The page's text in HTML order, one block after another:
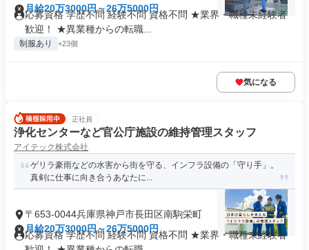
月給20万3000円～26万5000円
応募資格 学歴不問 経験不問 資格不問 ★業界・職種未経験者
歓迎！ ★異業種からの転職...
制服あり +23個
気になる
正社員
浄化センターなど官公庁施設の維持管理スタッフ
アイテック株式会社
ゲリラ豪雨などの水害から街を守る、インフラ設備の「守り手」。
真剣に仕事に向き合うあなたに...
〒653-0044兵庫県神戸市長田区南駒栄町
月給20万3000円～26万5000円
応募資格 学歴不問 経験不問 資格不問 ★業界・職種未経験者